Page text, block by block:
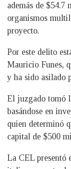
además de $54.7
organismos
proyecto.
Por este delito
Mauricio Funes,
y ha sido asilado
El juzgado tomó
basándose en
quien determinó
capital de $500
La CEL presentó